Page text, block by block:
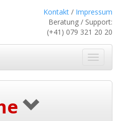
Kontakt / Impressum
Beratung / Support:
(+41) 079 321 20 20
ein-/